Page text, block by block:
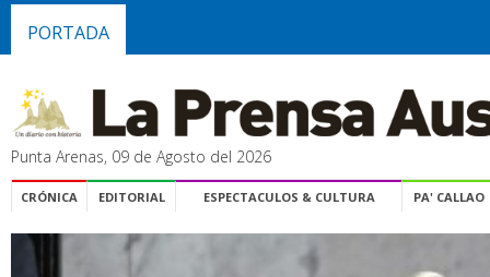
PORTADA
Punta Arenas, 09 de Agosto del 2026
CRÓNICA EDITORIAL ESPECTACULOS & CULTURA PA' CALLAO